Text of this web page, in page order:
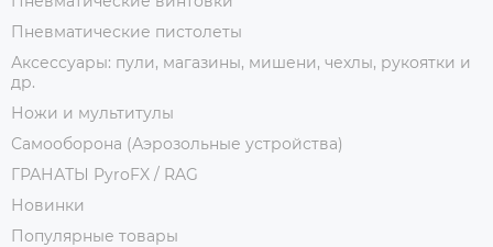
Пневматические пистолеты
Аксессуары: пули, магазины, мишени, чехлы, рукоятки и
др.
Ножи и мультитулы
Самооборона (Аэрозольные устройства)
ГРАНАТЫ PyroFX / RAG
Новинки
Популярные товары